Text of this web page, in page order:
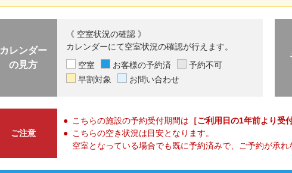
カレンダー
の見方
《 空室状況の確認 》
カレンダーにて空室状況の確認が行えます。
空室
お客様の予約済
予約不可
早割対象
お問い合わせ
ご注意
こちらの施設の予約受付期間は ［ご利用日の1年前より受
こちらの空き状況は目安となります。
空室となっている場合でも既に予約済みで、ご予約が承